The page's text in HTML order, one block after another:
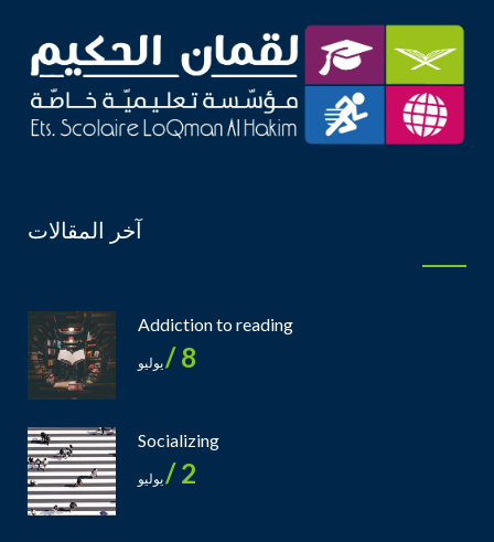
آخر المقالات
Addiction to reading
8 / يوليو
Socializing
2 / يوليو